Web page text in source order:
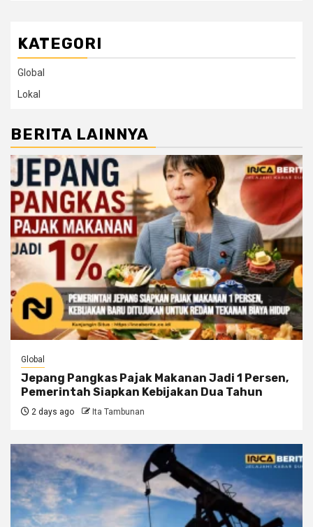
KATEGORI
Global
Lokal
BERITA LAINNYA
Global
Jepang Pangkas Pajak Makanan Jadi 1 Persen,
Pemerintah Siapkan Kebijakan Dua Tahun
2 days ago Ita Tambunan